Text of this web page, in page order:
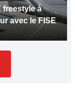
freestyle à
avec le FISE